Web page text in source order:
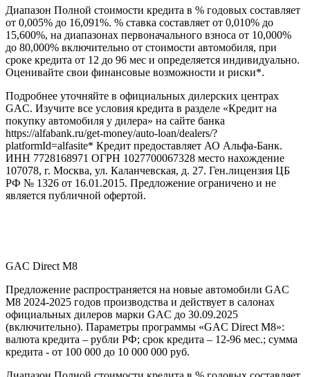
Диапазон Полной стоимости кредита в % годовых составляет
от 0,005% до 16,091%. % ставка составляет от 0,010% до
15,600%, на диапазонах первоначального взноса от 10,000%
до 80,000% включительно от стоимости автомобиля, при
сроке кредита от 12 до 96 мес и определяется индивидуально.
Оценивайте свои финансовые возможности и риски*.
Подробнее уточняйте в официальных дилерских центрах
GAC. Изучите все условия кредита в разделе «Кредит на
покупку автомобиля у дилера» на сайте банка
https://alfabank.ru/get-money/auto-loan/dealers/?
platformId=alfasite* Кредит предоставляет АО Альфа-Банк.
ИНН 7728168971 ОГРН 1027700067328 место нахождение
107078, г. Москва, ул. Каланчевская, д. 27. Ген.лицензия ЦБ
РФ № 1326 от 16.01.2015. Предложение ограничено и не
является публичной офертой.
GAC Direct М8
Предложение распространяется на новые автомобили GAC
M8 2024-2025 годов производства и действует в салонах
официальных дилеров марки GAC до 30.09.2025
(включительно). Параметры программы «GAC Direct M8»:
валюта кредита – рубли РФ; срок кредита – 12-96 мес.; сумма
кредита - от 100 000 до 10 000 000 руб.